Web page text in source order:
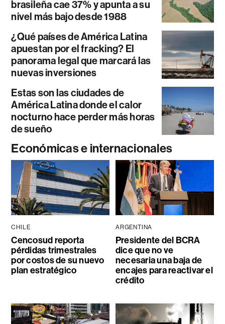
brasileña cae 37% y apunta a su
nivel más bajo desde 1988
¿Qué países de América Latina
apuestan por el fracking? El
panorama legal que marcará las
nuevas inversiones
Estas son las ciudades de
América Latina donde el calor
nocturno hace perder más horas
de sueño
Económicas e internacionales
CHILE
Cencosud reporta
pérdidas trimestrales
por costos de su nuevo
plan estratégico
ARGENTINA
Presidente del BCRA
dice que no ve
necesaria una baja de
encajes para reactivar el
crédito